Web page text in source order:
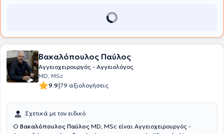
Βακαλόπουλος Παύλος
Αγγειοχειρουργός - Αγγειολόγος
MD, MSc
9.9|79 αξιολογήσεις
Σχετικά με τον ειδικό
Ο Βακαλόπουλος Παύλος MD, MSc είναι Αγγειοχειρουργός -